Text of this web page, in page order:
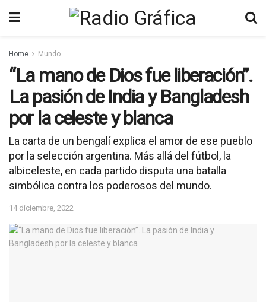
Home Mundo
“La mano de Dios fue liberación”.
La pasión de India y Bangladesh
por la celeste y blanca
La carta de un bengalí explica el amor de ese pueblo
por la selección argentina. Más allá del fútbol, la
albiceleste, en cada partido disputa una batalla
simbólica contra los poderosos del mundo.
14 diciembre, 2022